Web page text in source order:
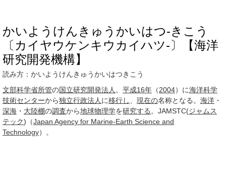
かいようけんきゅうかいはつ‐きこう
〔カイヤウケンキウカイハツ‐〕【海洋
研究開発機構】
読み方：かいようけんきゅうかいはつきこう
文部科学省所管の国立研究開発法人 。 平成16年 （2004）に海洋科学
技術センターから独立行政法人 に移行し 現在の名称となる。 海洋 ・
深海 ・ 大陸棚の調査から地球物理学を研究する 。JAMSTC(ジャムス
テック)（Japan Agency for Marine-Earth Science and
Technology）。